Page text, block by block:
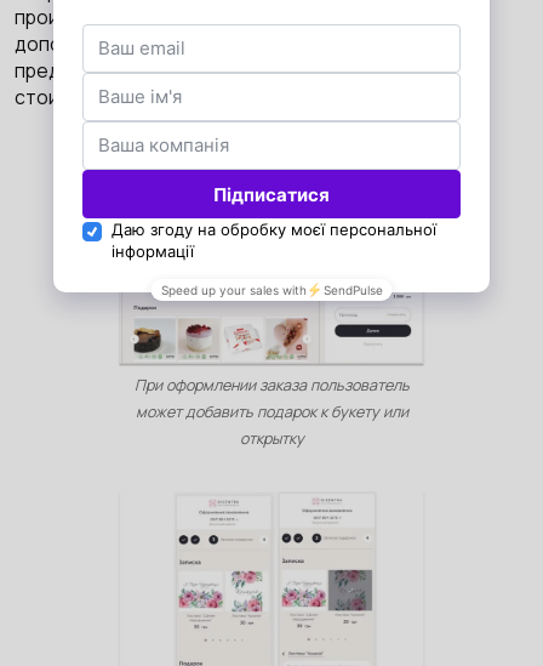
происходит автоматически. Также при выборе
дополнительных опций, пользователя повторно
предупреждают, что это повлияет на итоговую
стоимость заказа.
При оформлении заказа пользователь
может добавить подарок к букету или
открытку